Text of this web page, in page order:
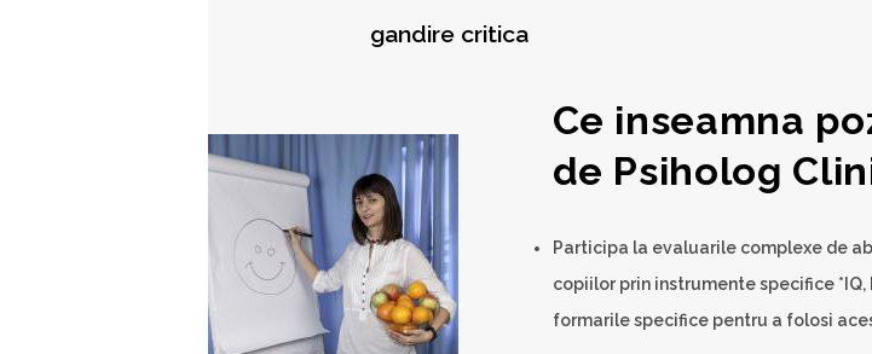
gandire critica
Ce inseamna
de Psiholog
Participa la evaluarile complexe de
copiilor prin instrumente specifice *IQ,
formarile specifice pentru a folosi